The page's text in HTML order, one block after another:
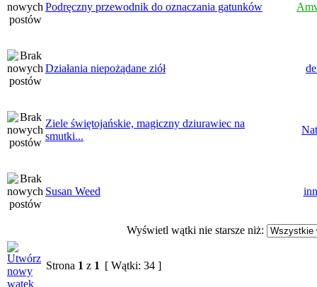
Podręczny przewodnik do oznaczania gatunków
Działania niepożądane ziół
Ziele świętojańskie, magiczny dziurawiec na
smutki...
Susan Weed
Wyświetl wątki nie starsze niż:
Strona 1 z 1 [ Wątki: 34 ]